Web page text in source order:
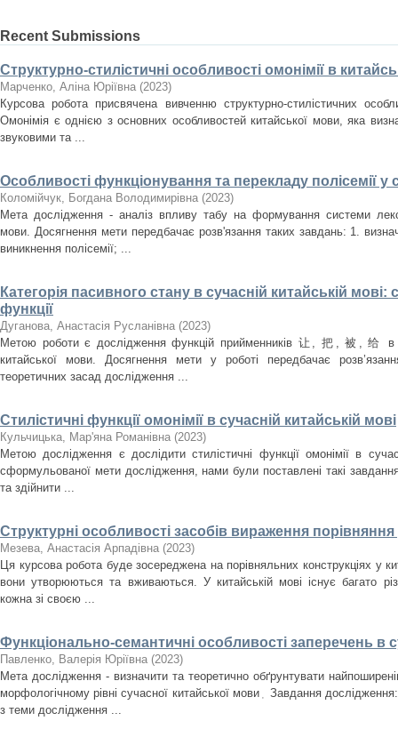
Recent Submissions
Структурно-стилістичні особливості омонімії в
Марченко, Аліна Юріївна (2023)
Курсова робота присвячена вивченню структурно-стилістичних
Омонімія є однією з основних особливостей китайської мови, яка
звуковими та ...
Особливості функціонування та перекладу полісемії у
Коломійчук, Богдана Володимирівна (2023)
Мета дослідження - аналіз впливу табу на формування системи
мови. Досягнення мети передбачає розв'язання таких завдань: 1.
виникнення полісемії; ...
Категорія пасивного стану в сучасній китайській мові:
функції
Дуганова, Анастасія Русланівна (2023)
Метою роботи є дослідження функцій прийменників 让, 把, 被, 给 в
китайської мови. Досягнення мети у роботі передбачає
теоретичних засад дослідження ...
Стилістичні функції омонімії в сучасній китайській мові
Кульчицька, Мар'яна Романівна (2023)
Метою дослідження є дослідити стилістичні функції омонімії в
сформульованої мети дослідження, нами були поставлені такі
та здійнити ...
Структурні особливості засобів вираження порівняння
Мезева, Анастасія Арпадівна (2023)
Ця курсова робота буде зосереджена на порівняльних конструкціях у
вони утворюються та вживаються. У китайській мові існує багато
кожна зі своєю ...
Функціонально-семантичні особливості заперечень в
Павленко, Валерія Юріївна (2023)
Мета дослідження - визначити та теоретично обґрунтувати
морфологічному рівні сучасної китайської мови﮳ Завдання дослідження: - на основі аналізу наукових джерел
з теми дослідження ...